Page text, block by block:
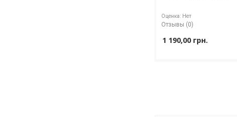
Оценка: Нет
Отзывы (0)
1 190,00 грн.